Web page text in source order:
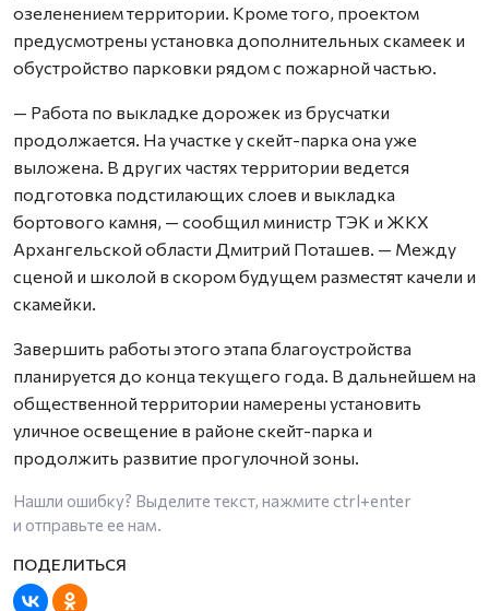
озеленением территории. Кроме того, проектом
предусмотрены установка дополнительных скамеек и
обустройство парковки рядом с пожарной частью.
— Работа по выкладке дорожек из брусчатки
продолжается. На участке у скейт-парка она уже
выложена. В других частях территории ведется
подготовка подстилающих слоев и выкладка
бортового камня, — сообщил министр ТЭК и ЖКХ
Архангельской области Дмитрий Поташев. — Между
сценой и школой в скором будущем разместят качели и
скамейки.
Завершить работы этого этапа благоустройства
планируется до конца текущего года. В дальнейшем на
общественной территории намерены установить
уличное освещение в районе скейт-парка и
продолжить развитие прогулочной зоны.
Нашли ошибку? Выделите текст, нажмите ctrl+enter
и отправьте ее нам.